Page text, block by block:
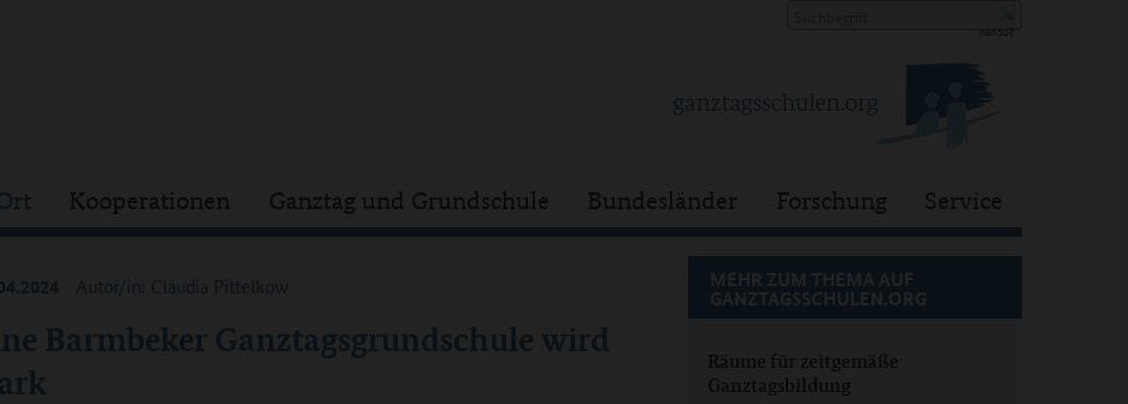
Kooperationen Ganztag und Grundschule Bundesländer Forschung Service
Barmbeker Ganztagsgrundschule wird
Autor/in: Claudia Pittelkow MEHR ZUM THEMA AUF
GANZTAGSSCHULEN.ORG
Räume für zeitgemäße
Ganztagsbildung